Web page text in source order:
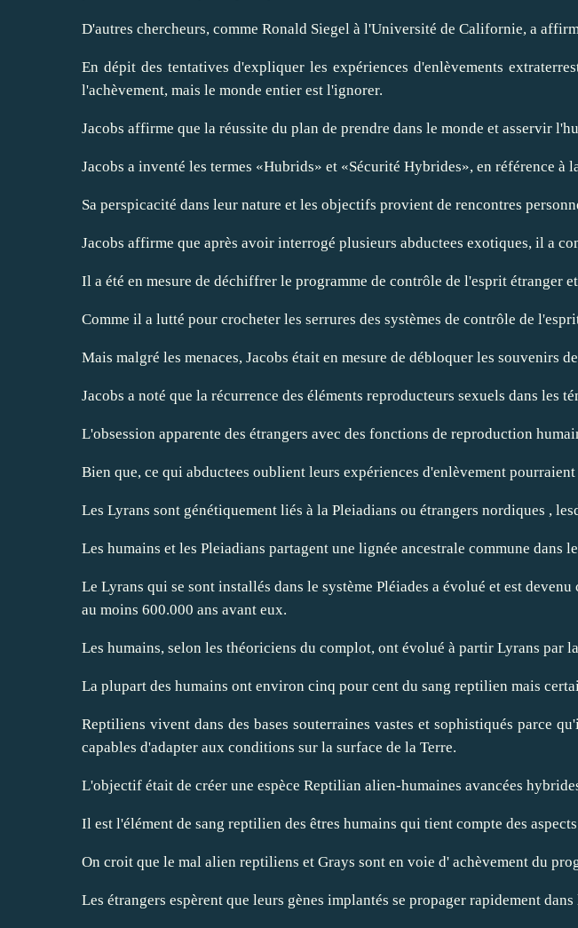
D'autres chercheurs, comme Ronald Siegel à l'Université de Californie, a
En dépit des tentatives d'expliquer les expériences d'enlèvements
l'achèvement, mais le monde entier est l'ignorer.
Jacobs affirme que la réussite du plan de prendre dans le monde et asservir
Jacobs a inventé les termes «Hubrids» et «Sécurité Hybrides», en référence
Sa perspicacité dans leur nature et les objectifs provient de rencontres
Jacobs affirme que après avoir interrogé plusieurs abductees exotiques, il a
Il a été en mesure de déchiffrer le programme de contrôle de l'esprit étranger
Comme il a lutté pour crocheter les serrures des systèmes de contrôle de
Mais malgré les menaces, Jacobs était en mesure de débloquer les souvenirs
Jacobs a noté que la récurrence des éléments reproducteurs sexuels dans
L'obsession apparente des étrangers avec des fonctions de reproduction
Bien que, ce qui abductees oublient leurs expériences d'enlèvement
Les Lyrans sont génétiquement liés à la Pleiadians ou étrangers nordiques ,
Les humains et les Pleiadians partagent une lignée ancestrale commune
Le Lyrans qui se sont installés dans le système Pléiades a évolué et est
au moins 600.000 ans avant eux.
Les humains, selon les théoriciens du complot, ont évolué à partir Lyrans par
La plupart des humains ont environ cinq pour cent du sang reptilien mais
Reptiliens vivent dans des bases souterraines vastes et sophistiqués parce
capables d'adapter aux conditions sur la surface de la Terre.
L'objectif était de créer une espèce Reptilian alien-humaines avancées
Il est l'élément de sang reptilien des êtres humains qui tient compte des
On croit que le mal alien reptiliens et Grays sont en voie d' achèvement du
Les étrangers espèrent que leurs gènes implantés se propager rapidement